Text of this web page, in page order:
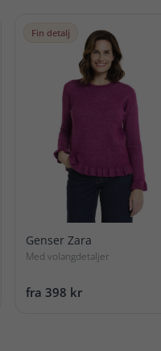
Fin detalj
Genser Zara
Med volangdetaljer
fra 398 kr